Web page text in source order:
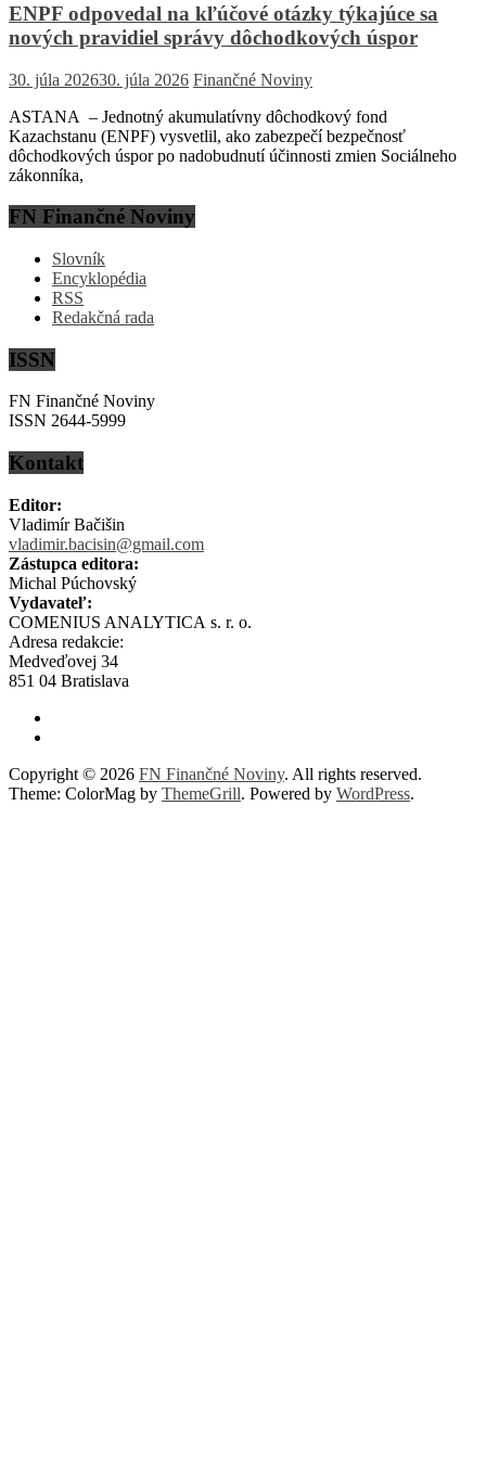
ENPF odpovedal na kľúčové otázky týkajúce sa
nových pravidiel správy dôchodkových úspor
30. júla 202630. júla 2026 Finančné Noviny
ASTANA – Jednotný akumulatívny dôchodkový fond
Kazachstanu (ENPF) vysvetlil, ako zabezpečí bezpečnosť
dôchodkových úspor po nadobudnutí účinnosti zmien Sociálneho
zákonníka,
FN Finančné Noviny
Slovník
Encyklopédia
RSS
Redakčná rada
ISSN
FN Finančné Noviny
ISSN 2644-5999
Kontakt
Editor:
Vladimír Bačišin
vladimir.bacisin@gmail.com
Zástupca editora:
Michal Púchovský
Vydavateľ:
COMENIUS ANALYTICA s. r. o.
Adresa redakcie:
Medveďovej 34
851 04 Bratislava
Copyright © 2026 FN Finančné Noviny. All rights reserved.
Theme: ColorMag by ThemeGrill. Powered by WordPress.